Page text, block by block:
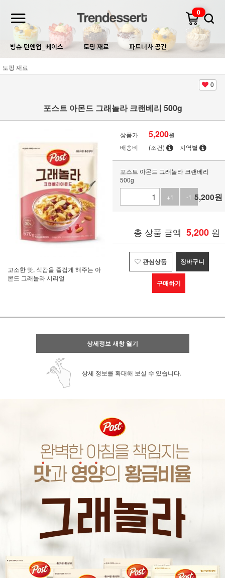
0
빙슈 턴앤업_베이스 토핑 재료 파트너사 공간
토핑 재료
0
포스트 아몬드 그래놀라 크랜베리 500g
고소한 맛, 식감을 즐겁게 해주는 아
몬드 그래놀라 시리얼
상품가 5,200원
배송비
(조건) 지역별
포스트 아몬드 그래놀라 크랜베리
500g
+1
-1 5,200원
총 상품 금액 5,200 원
관심상품 장바구니
구매하기
상세정보 새창 열기
상세 정보를 확대해 보실 수 있습니다.